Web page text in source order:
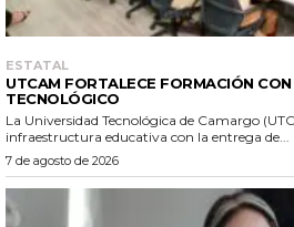
ESTATAL
UTCAM FORTALECE FORMACIÓN
TECNOLÓGICO
La Universidad Tecnológica de Camargo
infraestructura educativa con la entrega de...
7 de agosto de 2026